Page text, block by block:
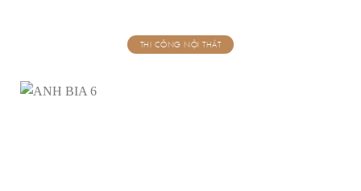
THI CÔNG NỘI THẤT